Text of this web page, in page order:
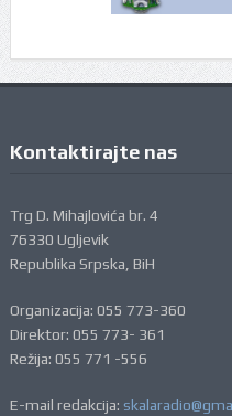
Kontaktirajte nas
Trg D. Mihajlovića br. 4
76330 Ugljevik
Republika Srpska, BiH
Organizacija: 055 773-360
Direktor: 055 773- 361
Režija: 055 771 -556
E-mail redakcija: